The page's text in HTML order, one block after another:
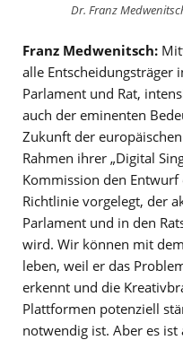
Dr. Franz
Franz Medwenitsch:
alle Entscheidungsträger
Parlament und Rat,
auch der eminenten
Zukunft der
Rahmen ihrer „Digital
Kommission den
Richtlinie vorgelegt, der
Parlament und in den
wird. Wir können mit
leben, weil er das
erkennt und die
Plattformen potenziell
notwendig ist. Aber es